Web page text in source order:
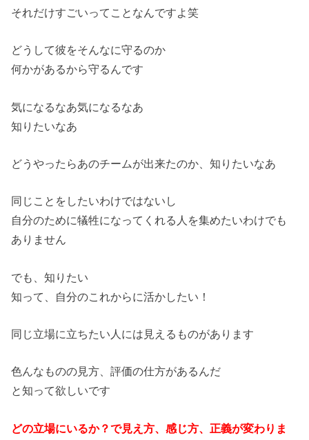
それだけすごいってことなんですよ笑
どうして彼をそんなに守るのか
何かがあるから守るんです
気になるなあ気になるなあ
知りたいなあ
どうやったらあのチームが出来たのか、知りたいなあ
同じことをしたいわけではないし
自分のために犠牲になってくれる人を集めたいわけでも
ありません
でも、知りたい
知って、自分のこれからに活かしたい！
同じ立場に立ちたい人には見えるものがあります
色んなものの見方、評価の仕方があるんだ
と知って欲しいです
どの立場にいるか？で見え方、感じ方、正義が変わりま